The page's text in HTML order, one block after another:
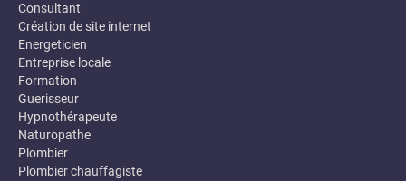
Consultant
Création de site internet
Energeticien
Entreprise locale
Formation
Guerisseur
Hypnothérapeute
Naturopathe
Plombier
Plombier chauffagiste